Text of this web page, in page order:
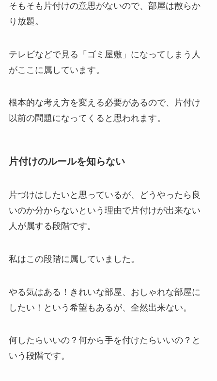
そもそも片付けの意思がないので、部屋は散らか
り放題。
テレビなどで見る「ゴミ屋敷」になってしまう人
がここに属しています。
根本的な考え方を変える必要があるので、片付け
以前の問題になってくると思われます。
片付けのルールを知らない
片づけはしたいと思っているが、どうやったら良
いのか分からないという理由で片付けが出来ない
人が属する段階です。
私はこの段階に属していました。
やる気はある！きれいな部屋、おしゃれな部屋に
したい！という希望もあるが、全然出来ない。
何したらいいの？何から手を付けたらいいの？と
いう段階です。